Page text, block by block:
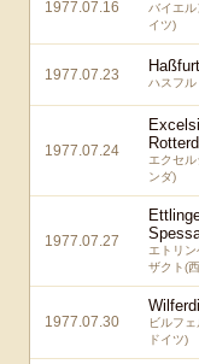
1977.07.16
バイエ
イツ)
1977.07.23 Haßfurt
ハスフル
1977.07.24
エクセル
ンダ)
1977.07.27
エトリ
ザクト(
1977.07.30
ビルフ
ドイツ)